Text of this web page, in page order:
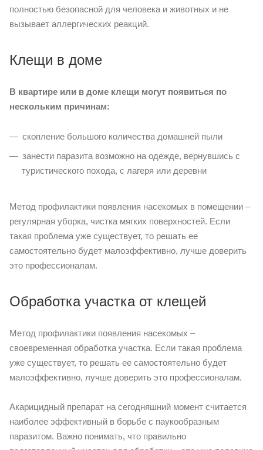
полностью безопасной для человека и животных и не
вызывает аллергических реакций.
Клещи в доме
В квартире или в доме клещи могут появиться по
нескольким причинам:
скопление большого количества домашней пыли
занести паразита возможно на одежде, вернувшись с
туристического похода, с лагеря или деревни
Метод профилактики появления насекомых в помещении –
регулярная уборка, чистка мягких поверхностей. Если
такая проблема уже существует, то решать ее
самостоятельно будет малоэффективно, лучше доверить
это профессионалам.
Обработка участка от клещей
Метод профилактики появления насекомых –
своевременная обработка участка. Если такая проблема
уже существует, то решать ее самостоятельно будет
малоэффективно, лучше доверить это профессионалам.
Акарицидный препарат на сегодняшний момент считается
наиболее эффективный в борьбе с паукообразным
паразитом. Важно понимать, что правильно